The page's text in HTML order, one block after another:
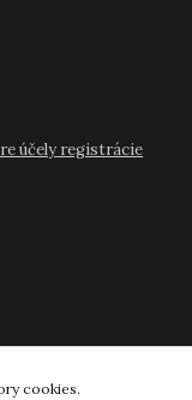
účely registrácie
cookies.